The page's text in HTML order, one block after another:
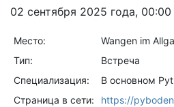
02 сентября 2025 года,
Место:
Wangen im
Тип:
Встреча
Специализация:
В основном
Страница в сети:
https://